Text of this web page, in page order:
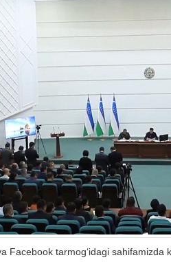
Facebook tarmog‘idagi sahifamizda